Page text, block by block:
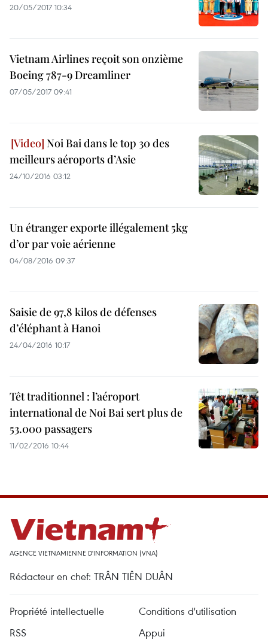
20/05/2017 10:34
Vietnam Airlines reçoit son onzième
Boeing 787-9 Dreamliner
07/05/2017 09:41
Noi Bai dans le top 30 des
meilleurs aéroports d’Asie
24/10/2016 03:12
Un étranger exporte illégalement 5kg
d’or par voie aérienne
04/08/2016 09:37
Saisie de 97,8 kilos de défenses
d’éléphant à Hanoi
24/04/2016 10:17
Têt traditionnel : l’aéroport
international de Noi Bai sert plus de
53.000 passagers
11/02/2016 10:44
AGENCE VIETNAMIENNE D'INFORMATION (VNA)
Rédacteur en chef: TRÂN TIÊN DUÂN
Propriété intellectuelle
Conditions d'utilisation
RSS
Appui